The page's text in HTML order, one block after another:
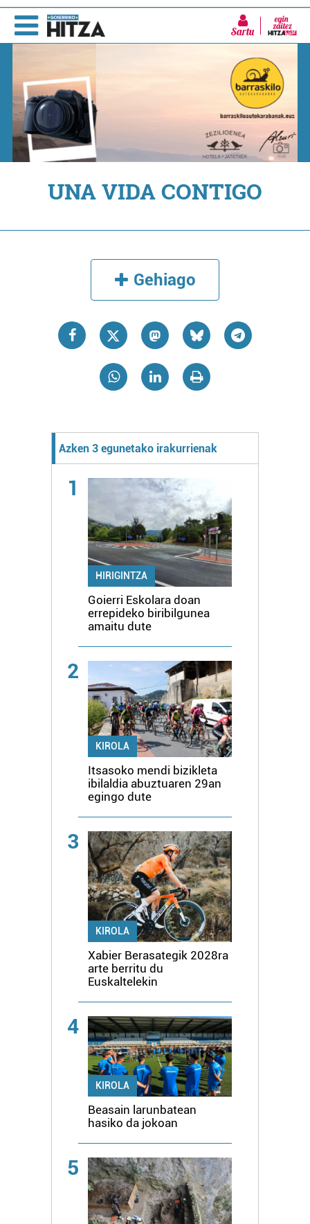
Sartu
UNA VIDA CONTIGO
Gehiago
Azken 3 egunetako irakurrienak
1
HIRIGINTZA
Goierri Eskolara doan
errepideko biribilgunea
amaitu dute
2
KIROLA
Itsasoko mendi bizikleta
ibilaldia abuztuaren 29an
egingo dute
3
KIROLA
Xabier Berasategik 2028ra
arte berritu du
Euskaltelekin
4
KIROLA
Beasain larunbatean
hasiko da jokoan
5